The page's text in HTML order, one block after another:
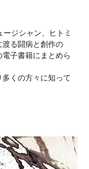
ジシャン、ヒトミ
渡る闘病と創作の
子書籍にまとめら
くの方々に知って